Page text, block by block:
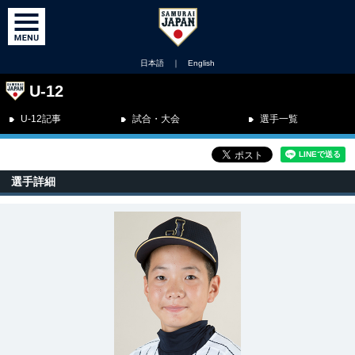
日本語 ｜ English
U-12
U-12記事 試合・大会 選手一覧
選手詳細